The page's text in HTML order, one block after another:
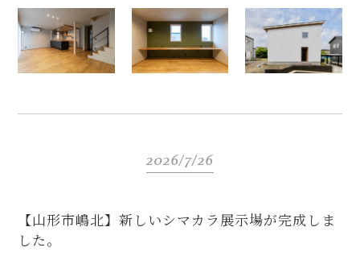
2026/7/26
【山形市嶋北】新しいシマカラ展示場が完成しま
した。